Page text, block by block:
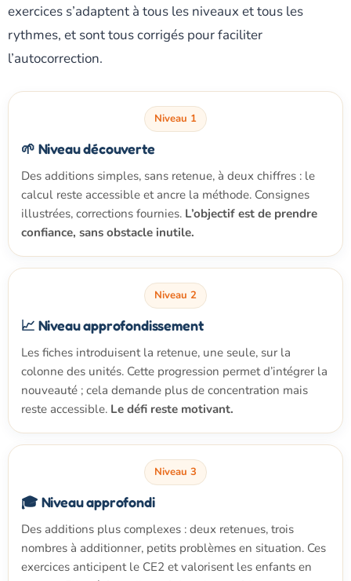
exercices s’adaptent à tous les niveaux et tous les
rythmes, et sont tous corrigés pour faciliter
l’autocorrection.
Niveau 1
🌱 Niveau découverte
Des additions simples, sans retenue, à deux chiffres : le
calcul reste accessible et ancre la méthode. Consignes
illustrées, corrections fournies. L’objectif est de prendre
confiance, sans obstacle inutile.
Niveau 2
📈 Niveau approfondissement
Les fiches introduisent la retenue, une seule, sur la
colonne des unités. Cette progression permet d’intégrer la
nouveauté ; cela demande plus de concentration mais
reste accessible. Le défi reste motivant.
Niveau 3
🎓 Niveau approfondi
Des additions plus complexes : deux retenues, trois
nombres à additionner, petits problèmes en situation. Ces
exercices anticipent le CE2 et valorisent les enfants en